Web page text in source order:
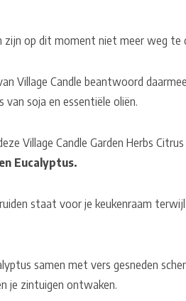
zijn op dit moment niet meer weg te
Village Candle beantwoord
van soja en essentiële oliën.
Village Candle Garden Herbs
Eucalyptus.
staat voor je keukenraam
samen met vers gesneden
je zintuigen ontwaken.